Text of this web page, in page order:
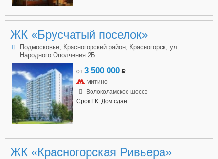
ЖК «Брусчатый поселок»
Подмосковье, Красногорский район, Красногорск, ул.
Народного Ополчения 2Б
от 3 500 000 a
Митино
Волоколамское шоссе
Срок ГК: Дом сдан
ЖК «Красногорская Ривьера»